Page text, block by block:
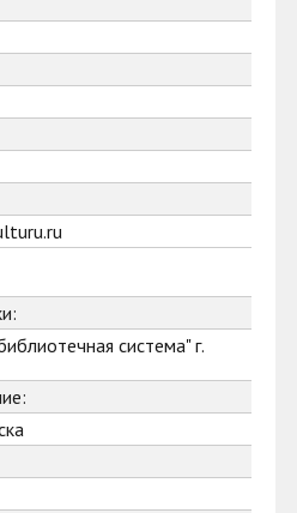
система" г.